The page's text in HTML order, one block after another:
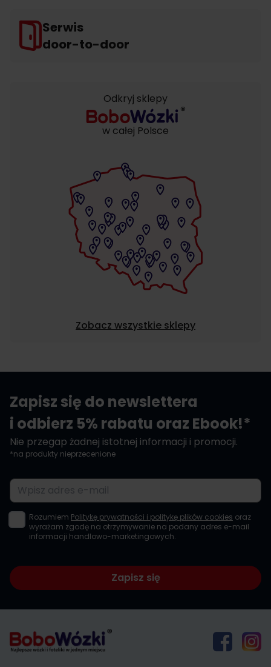
Serwis
door-to-door
Odkryj sklepy
w całej Polsce
Zobacz wszystkie sklepy
Zapisz się do newslettera
i odbierz 5% rabatu oraz Ebook!*
Nie przegap żadnej istotnej informacji i promocji.
*na produkty nieprzecenione
Adres e-mail
Rozumiem Politykę prywatności i politykę plików cookies oraz
wyrażam zgodę na otrzymywanie na podany adres e-mail
informacji handlowo-marketingowych.
Zapisz się